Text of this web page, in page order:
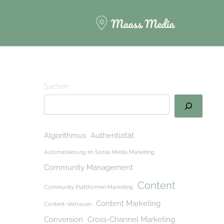
Suchen
Algorithmus Authentizität
Automatisierung im Social Media Marketing
Community Management
Community Plattformen Marketing Content
Content-Vertrauen
Content Marketing
Conversion Cross-Channel Marketing